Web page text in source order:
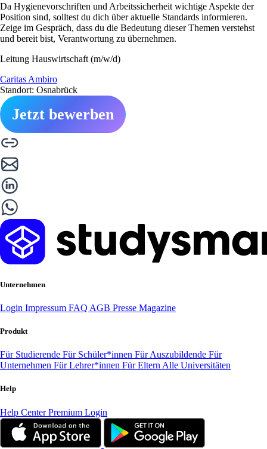
Da Hygienevorschriften und Arbeitssicherheit wichtige Aspekte der
Position sind, solltest du dich über aktuelle Standards informieren.
Zeige im Gespräch, dass du die Bedeutung dieser Themen verstehst
und bereit bist, Verantwortung zu übernehmen.
Leitung Hauswirtschaft (m/w/d)
Caritas Ambiro
Standort: Osnabrück
Jetzt bewerben
Unternehmen
Login Impressum FAQ AGB Presse Magazine
Produkt
Für Studierende Für Schüler*innen Für Auszubildende Für
Unternehmen Für Lehrer*innen Für Eltern Alle Universitäten
Help
Help CenterPremium Login